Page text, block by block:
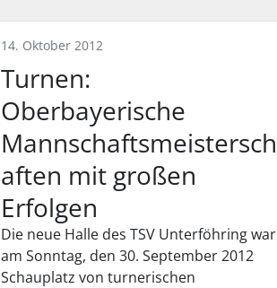
14. Oktober 2012
Turnen:
Oberbayerische
Mannschaftsmeistersch
aften mit großen
Erfolgen
Die neue Halle des TSV Unterföhring war
am Sonntag, den 30. September 2012
Schauplatz von turnerischen